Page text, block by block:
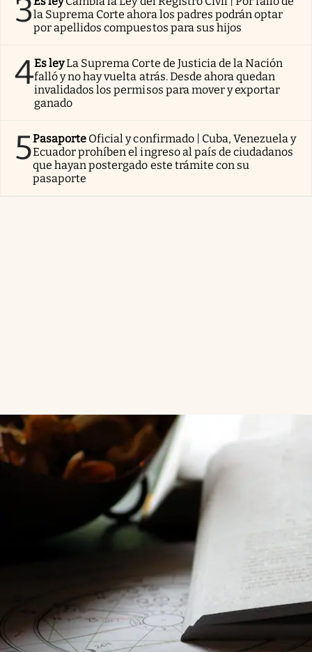
3la Suprema Corte ahora los padres podrán optar
por apellidos compuestos para sus hijos
4Es leyLa Suprema Corte de Justicia de la Nación
falló y no hay vuelta atrás. Desde ahora quedan
invalidados los permisos para mover y exportar
ganado
5Pasaporte Oficial y confirmado | Cuba, Venezuela y
Ecuador prohíben el ingreso al país de ciudadanos
que hayan postergado este trámite con su
pasaporte